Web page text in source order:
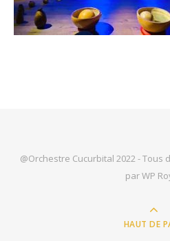
@Orchestre Cucurbital 2022 - Tous
parWP
HAUT DE